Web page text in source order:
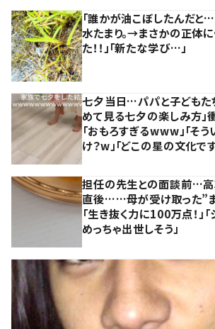
「誰かが油こぼしたんだと
水たまり。→まさかの正体
た！！」「新たな学び…」
七夕当日…パパと子どもた
めて見る七夕の楽しみ方
「おもろすぎるwww」「そ
け？w」「どこの星の文化で
担任の先生との面談前…高
直後……母が受け取った”
「生き抜く力に100万点！」「
めっちゃ出世しそう」